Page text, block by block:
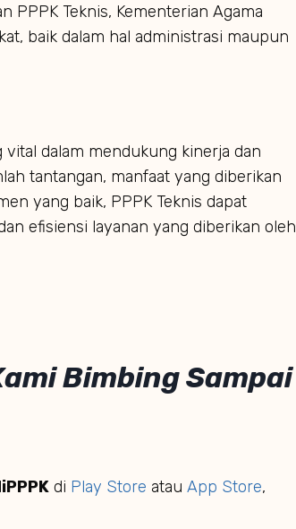
PPPK Teknis, Kementerian Agama
baik dalam hal administrasi maupun
vital dalam mendukung kinerja dan
tantangan, manfaat yang diberikan
yang baik, PPPK Teknis dapat
efisiensi layanan yang diberikan oleh
Bimbing Sampai
di Play Store atau App Store,